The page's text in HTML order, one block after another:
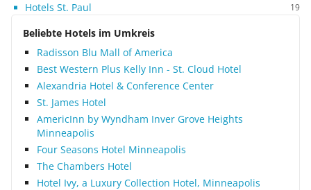
Hotels St. Paul 19
Beliebte Hotels im Umkreis
Radisson Blu Mall of America
Best Western Plus Kelly Inn - St. Cloud Hotel
Alexandria Hotel & Conference Center
St. James Hotel
AmericInn by Wyndham Inver Grove Heights
Minneapolis
Four Seasons Hotel Minneapolis
The Chambers Hotel
Hotel Ivy, a Luxury Collection Hotel, Minneapolis